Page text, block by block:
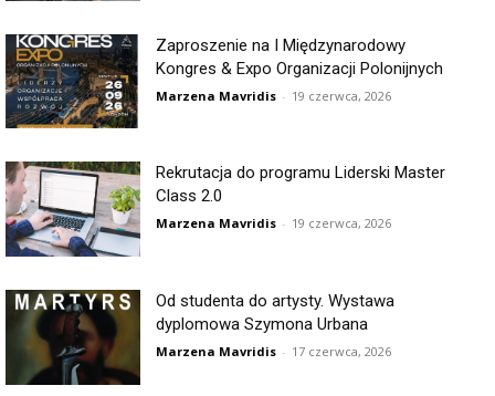
Zaproszenie na I Międzynarodowy
Kongres & Expo Organizacji Polonijnych
Marzena Mavridis - 19 czerwca, 2026
Rekrutacja do programu Liderski Master
Class 2.0
Marzena Mavridis - 19 czerwca, 2026
Od studenta do artysty. Wystawa
dyplomowa Szymona Urbana
Marzena Mavridis - 17 czerwca, 2026